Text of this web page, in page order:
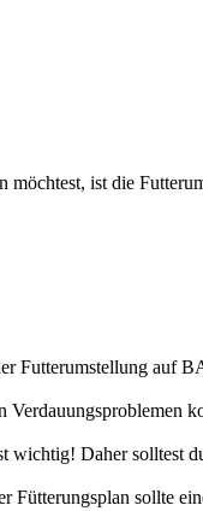
möchtest, ist die
Futterumstellung auf
wichtig! Daher solltest
Fütterungsplan sollte